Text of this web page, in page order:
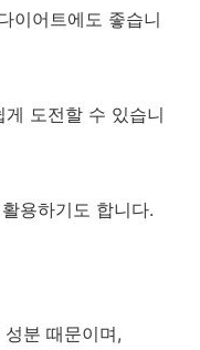
이어트에도 좋습니
도전할 수 있습니
용하기도 합니다.
분 때문이며,